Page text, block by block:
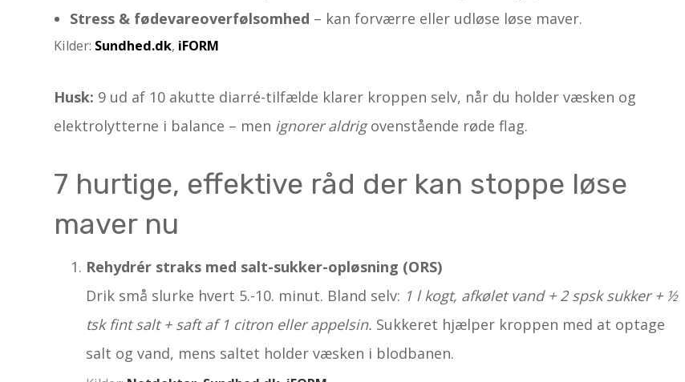
Stress & fødevareoverfølsomhed – kan forværre eller udløse løse maver.
Kilder: Sundhed.dk, iFORM
Husk: 9 ud af 10 akutte diarré-tilfælde klarer kroppen selv, når du holder væsken og
elektrolytterne i balance – men ignorer aldrigovenstående røde flag.
7 hurtige, effektive råd der kan stoppe løse
maver nu
Rehydrér straks med salt-sukker-opløsning (ORS)
Drik små slurke hvert 5.-10. minut. Bland selv: 1 l kogt, afkølet vand + 2 spsk sukker + ½
tsk fint salt + saft af 1 citron eller appelsin. Sukkeret hjælper kroppen med at optage
salt og vand, mens saltet holder væsken i blodbanen.